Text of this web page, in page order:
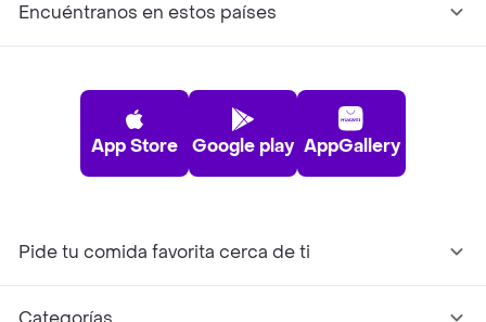
Encuéntranos en estos países
App Store Google play AppGallery
Pide tu comida favorita cerca de ti